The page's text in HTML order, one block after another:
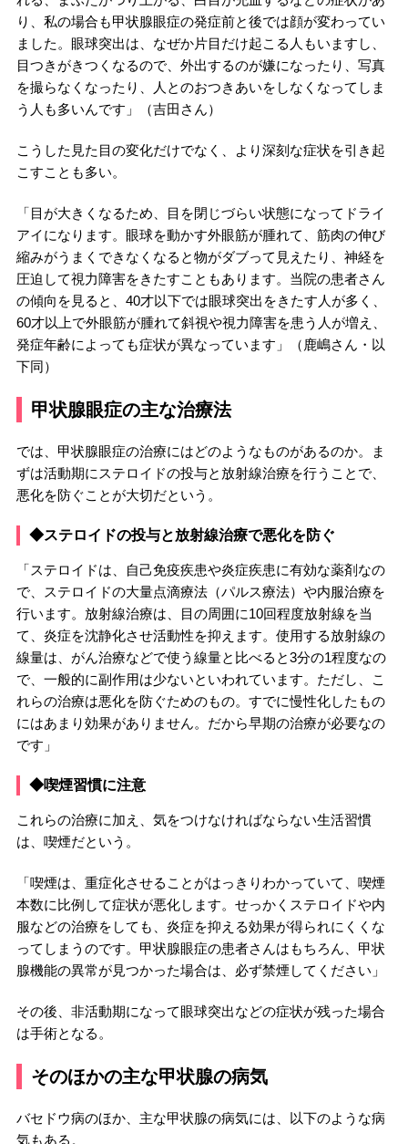
り、私の場合も甲状腺眼症の発症前と後では顔が変わってい
ました。眼球突出は、なぜか片目だけ起こる人もいますし、
目つきがきつくなるので、外出するのが嫌になったり、写真
を撮らなくなったり、人とのおつきあいをしなくなってしま
う人も多いんです」（吉田さん）
こうした見た目の変化だけでなく、より深刻な症状を引き起
こすことも多い。
「目が大きくなるため、目を閉じづらい状態になってドライ
アイになります。眼球を動かす外眼筋が腫れて、筋肉の伸び
縮みがうまくできなくなると物がダブって見えたり、神経を
圧迫して視力障害をきたすこともあります。当院の患者さん
の傾向を見ると、40才以下では眼球突出をきたす人が多く、
60才以上で外眼筋が腫れて斜視や視力障害を患う人が増え、
発症年齢によっても症状が異なっています」（鹿嶋さん・以
下同）
甲状腺眼症の主な治療法
では、甲状腺眼症の治療にはどのようなものがあるのか。ま
ずは活動期にステロイドの投与と放射線治療を行うことで、
悪化を防ぐことが大切だという。
◆ステロイドの投与と放射線治療で悪化を防ぐ
「ステロイドは、自己免疫疾患や炎症疾患に有効な薬剤なの
で、ステロイドの大量点滴療法（パルス療法）や内服治療を
行います。放射線治療は、目の周囲に10回程度放射線を当
て、炎症を沈静化させ活動性を抑えます。使用する放射線の
線量は、がん治療などで使う線量と比べると3分の1程度なの
で、一般的に副作用は少ないといわれています。ただし、こ
れらの治療は悪化を防ぐためのもの。すでに慢性化したもの
にはあまり効果がありません。だから早期の治療が必要なの
です」
◆喫煙習慣に注意
これらの治療に加え、気をつけなければならない生活習慣
は、喫煙だという。
「喫煙は、重症化させることがはっきりわかっていて、喫煙
本数に比例して症状が悪化します。せっかくステロイドや内
服などの治療をしても、炎症を抑える効果が得られにくくな
ってしまうのです。甲状腺眼症の患者さんはもちろん、甲状
腺機能の異常が見つかった場合は、必ず禁煙してください」
その後、非活動期になって眼球突出などの症状が残った場合
は手術となる。
そのほかの主な甲状腺の病気
バセドウ病のほか、主な甲状腺の病気には、以下のような病
気もある。